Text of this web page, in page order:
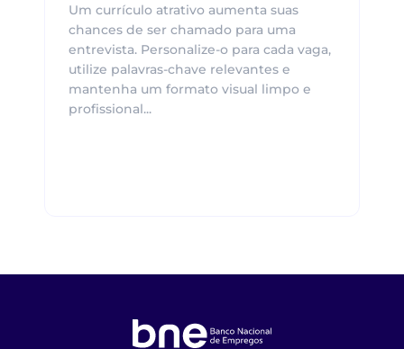
Um currículo atrativo aumenta suas
chances de ser chamado para uma
entrevista. Personalize-o para cada vaga,
utilize palavras-chave relevantes e
mantenha um formato visual limpo e
profissional...